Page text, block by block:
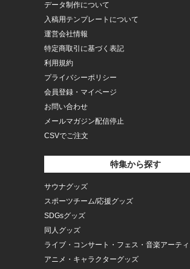
データ制作について
入稿用テンプレートについて
運営会社情報
特定商取引に基づく表記
利用規約
プライバシーポリシー
会員登録・マイページ
お問い合わせ
メールマガジン配信停止
CSVでご注文
特集から探す
サウナグッズ
スポーツチーム/応援グッズ
SDGsグッズ
同人グッズ
ライブ・コンサート・フェス・音楽アーテ
アニメ・キャラクターグッズ